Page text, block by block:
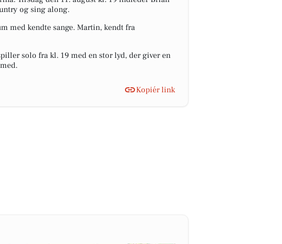
og sing along.
med kendte sange. Martin, kendt fra
solo fra kl. 19 med en stor lyd, der giver en
Kopiér link